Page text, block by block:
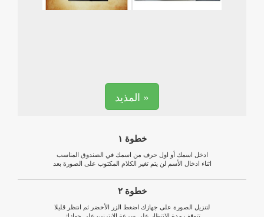
المذيد »
خطوة ١
ادخل اسمك أو اول حرف من اسمك في الصندوق المناسب
اثناء ادخال الأسم لن يتم تغير الكلام المكتوب على الصورة بعد
خطوة ٢
لتنزيل الصورة على جهازك اضغط الزر الأخضر ثم انتظر قليلا